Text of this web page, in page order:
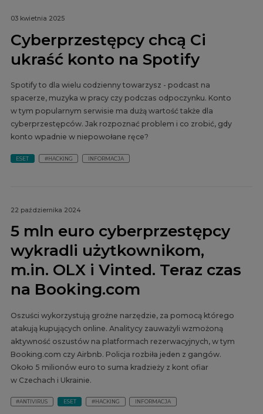
03 kwietnia 2025
Cyberprzestępcy chcą Ci
ukraść konto na Spotify
Spotify to dla wielu codzienny towarzysz - podcast na
spacerze, muzyka w pracy czy podczas odpoczynku. Konto
w tym popularnym serwisie ma dużą wartość także dla
cyberprzestępców. Jak rozpoznać problem i co zrobić, gdy
konto wpadnie w niepowołane ręce?
ESET #HACKING INFORMACJA
22 października 2024
5 mln euro cyberprzestępcy
wykradli użytkownikom,
m.in. OLX i Vinted. Teraz czas
na Booking.com
Oszuści wykorzystują groźne narzędzie, za pomocą którego
atakują kupujących online. Analitycy zauważyli wzmożoną
aktywność oszustów na platformach rezerwacyjnych, w tym
Booking.com czy Airbnb. Policja rozbiła jeden z gangów.
Około 5 milionów euro to suma kradzieży z kont ofiar
w Czechach i Ukrainie.
#ANTIVIRUS ESET #HACKING INFORMACJA